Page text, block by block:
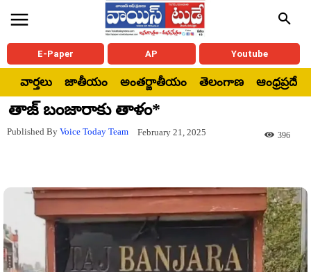
E-Paper AP Youtube
వార్తలు జాతీయం అంతర్జాతీయం తెలంగాణ ఆంధ్రప్రదేశ్
తాజ్ బంజారాకు తాళం*
Published By Voice Today Team February 21, 2025 396